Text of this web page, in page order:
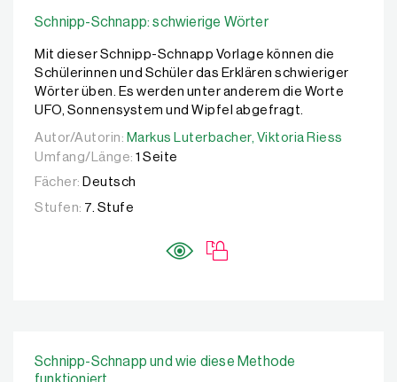
Schnipp-Schnapp: schwierige Wörter
Mit dieser Schnipp-Schnapp Vorlage können die
Schülerinnen und Schüler das Erklären schwieriger
Wörter üben. Es werden unter anderem die Worte
UFO, Sonnensystem und Wipfel abgefragt.
Autor/Autorin: Markus Luterbacher, Viktoria Riess
Autor/Autorin: Markus Luterbacher, Viktoria Riess
Umfang/Länge: 1 Seite
Fächer: Deutsch
Stufen: 7. Stufe
Schnipp-Schnapp und wie diese Methode